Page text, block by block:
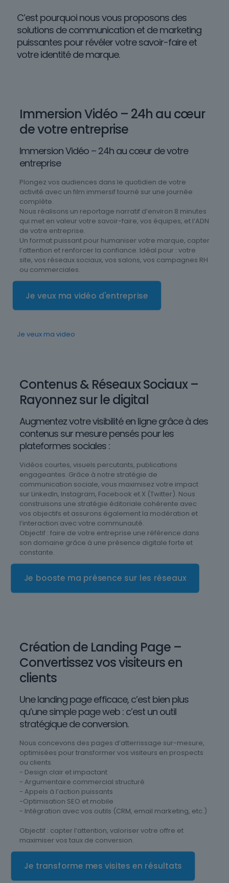
C’est pourquoi nous vous proposons des
solutions de communication et de marketing
puissantes pour révéler votre savoir-faire et
votre identité de marque.
Immersion Vidéo – 24h au cœur
de votre entreprise
Immersion Vidéo – 24h au cœur de votre
entreprise
Plongez vos audiences dans le quotidien de votre
activité avec un film immersif tourné sur une journée
complète.
Nous réalisons un reportage narratif d’environ 8 minutes
qui met en valeur votre savoir-faire, vos équipes, et l’ADN
de votre entreprise.
Un format puissant pour humaniser votre marque, capter
l’attention et renforcer la confiance. Idéal pour : votre
site, vos réseaux sociaux, vos salons, vos campagnes RH
ou commerciales.
Je veux ma vidéo d'entreprise
Je veux ma video
Contenus & Réseaux Sociaux –
Rayonnez sur le digital
Augmentez votre visibilité en ligne grâce à des
contenus sur mesure pensés pour les
plateformes sociales :
Vidéos courtes, visuels percutants, publications
engageantes. Grâce à notre stratégie de
communication sociale, vous maximisez votre impact
sur LinkedIn, Instagram, Facebook et X (Twitter). Nous
construisons une stratégie éditoriale cohérente avec
vos objectifs et assurons également la modération et
l’interaction avec votre communauté.
Objectif : faire de votre entreprise une référence dans
son domaine grâce à une présence digitale forte et
constante.
Je booste ma présence sur les réseaux
Création de Landing Page –
Convertissez vos visiteurs en
clients
Une landing page efficace, c’est bien plus
qu’une simple page web : c’est un outil
stratégique de conversion.
Nous concevons des pages d’atterrissage sur-mesure,
optimisées pour transformer vos visiteurs en prospects
ou clients.
- Design clair et impactant
- Argumentaire commercial structuré
- Appels à l’action puissants
-Optimisation SEO et mobile
- Intégration avec vos outils (CRM, email marketing, etc.)
Objectif : capter l’attention, valoriser votre offre et
maximiser vos taux de conversion.
Je transforme mes visites en résultats